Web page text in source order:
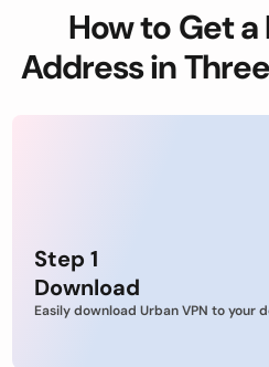
How to Get a
Address in
Step 1
Download
Easily download Urban VPN to your